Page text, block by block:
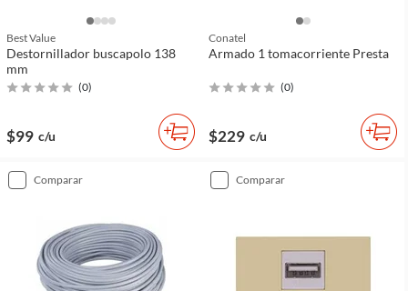
Best Value
Destornillador buscapolo 138
mm
(0)
$99 c/u
Conatel
Armado 1 tomacorriente Presta
(0)
$229 c/u
comparar comparar